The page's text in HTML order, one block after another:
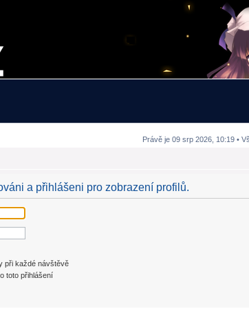
Právě je 09 srp 2026, 10:19 •
a přihlášeni pro zobrazení profilů.
při každé návštěvě
toto přihlášení